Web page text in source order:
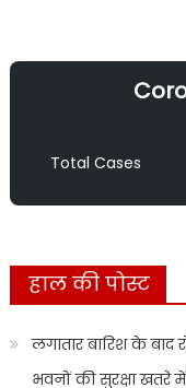
Total Cases
हाल की पोस्ट
लगातार बारिश के बाद
भवनों की सुरक्षा खतरे में